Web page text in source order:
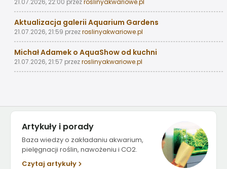
Aktualizacja galerii Aquarium Gardens
21.07.2026, 21:59 przezroslinyakwariowe.pl
Michał Adamek o AquaShow od kuchni
21.07.2026, 21:57 przezroslinyakwariowe.pl
Artykuły i porady
Baza wiedzy o zakładaniu akwarium,
pielęgnacji roślin, nawożeniu i CO2.
Czytaj artykuły